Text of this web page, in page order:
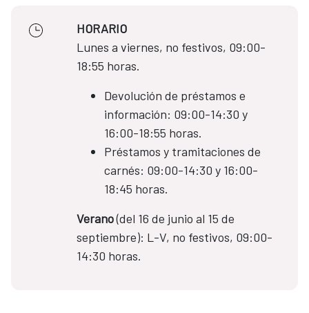
HORARIO
Lunes a viernes, no festivos, 09:00-
18:55 horas.
Devolución de préstamos e
información: 09:00-14:30 y
16:00-18:55 horas.
Préstamos y tramitaciones de
carnés: 09:00-14:30 y 16:00-
18:45 horas.
Verano(del 16 de junio al 15 de
septiembre): L-V, no festivos, 09:00-
14:30 horas.